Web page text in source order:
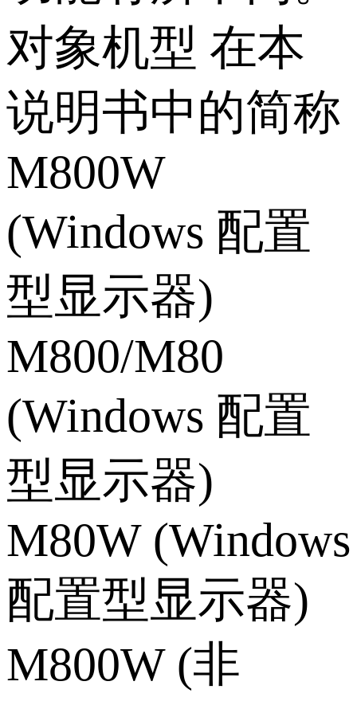
对象机型 在本
说明书中的简称
M800W
(Windows 配置
型显示器)
M800/M80
(Windows 配置
型显示器)
M80W (Windows
配置型显示器)
M800W (非